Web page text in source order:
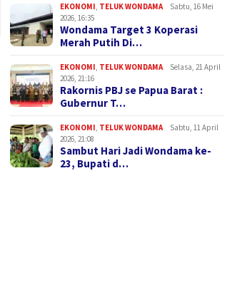
EKONOMI, TELUK WONDAMA
Sabtu, 16 Mei
2026, 16:35
Wondama Target 3 Koperasi
Merah Putih Di…
EKONOMI, TELUK WONDAMA
Selasa, 21 April
2026, 21:16
Rakornis PBJ se Papua Barat :
Gubernur T…
EKONOMI, TELUK WONDAMA
Sabtu, 11 April
2026, 21:08
Sambut Hari Jadi Wondama ke-
23, Bupati d…